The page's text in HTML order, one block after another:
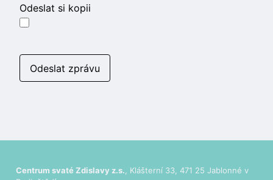
Odeslat si kopii
Captcha ochrana
Odeslat zprávu
Centrum svaté Zdislavy z.s. , Klášterní 33, 471 25 Jablonné v